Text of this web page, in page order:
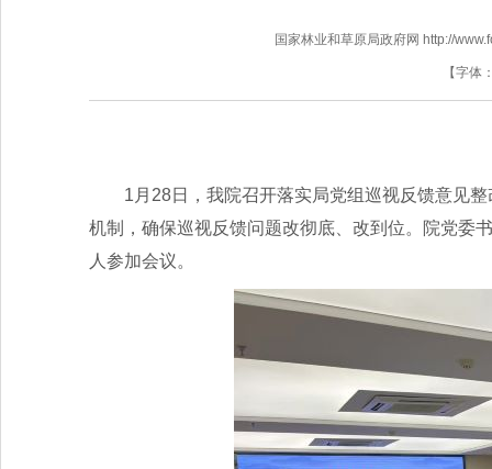
国家林业和草原局政府网 http://
【字体
1月28日，我院召开落实局党组巡视反馈意见
机制，确保巡视反馈问题改彻底、改到位。院党委
人参加会议。